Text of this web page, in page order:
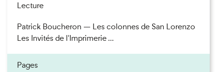
Lecture
Patrick Boucheron — Les colonnes de San Lorenzo
Les Invités de l'Imprimerie ...
Pages